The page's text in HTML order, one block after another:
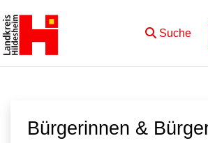
Zum Hauptinhalt springen
Suche
Bürgerinnen &